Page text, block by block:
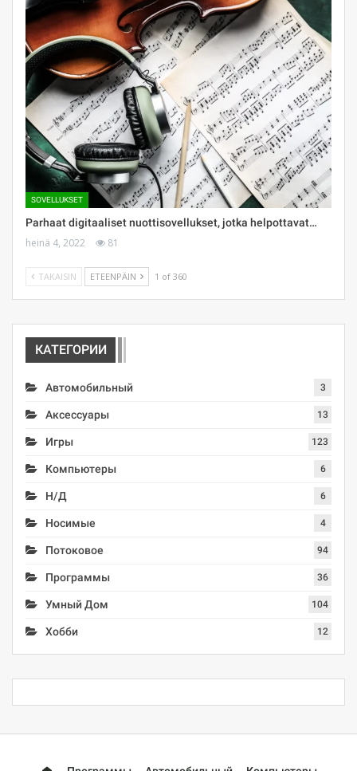
SOVELLUKSET
Parhaat digitaaliset nuottisovellukset, jotka helpottavat…
heinä 4, 2022 81
TAKAISIN ETEENPÄIN 1 of 360
КАТЕГОРИИ
Автомобильный 3
Аксессуары 13
Игры 123
Компьютеры 6
Н/Д 6
Носимые 4
Потоковое 94
Программы 36
Умный Дом 104
Хобби 12